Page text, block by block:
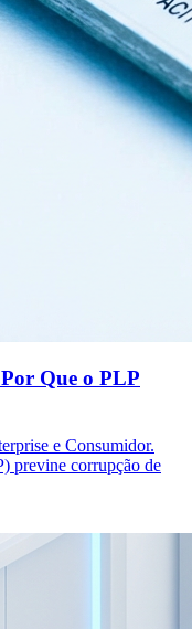
Que o PLP
e Consumidor.
previne corrupção de